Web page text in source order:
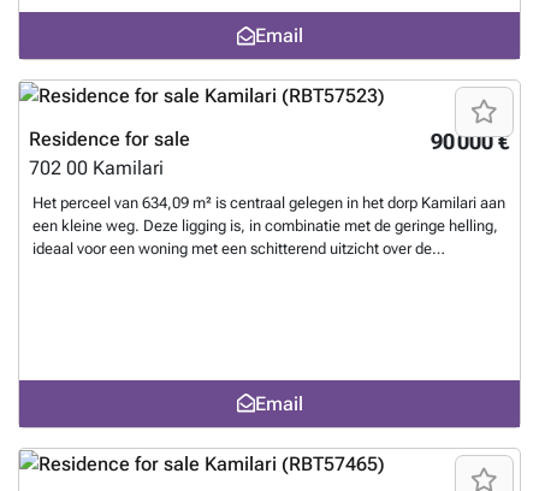
terraces overlooking the sea and a large bathroom. The heating
system is of excellent quality Fan Coil. Investment potentials. ID
634Want to know more?
Email
90 000 €
Residence for sale
702 00 Kamilari
Het perceel van 634,09 m² is centraal gelegen in het dorp Kamilari aan
een kleine weg. Deze ligging is, in combinatie met de geringe helling,
ideaal voor een woning met een schitterend uitzicht over de
Email